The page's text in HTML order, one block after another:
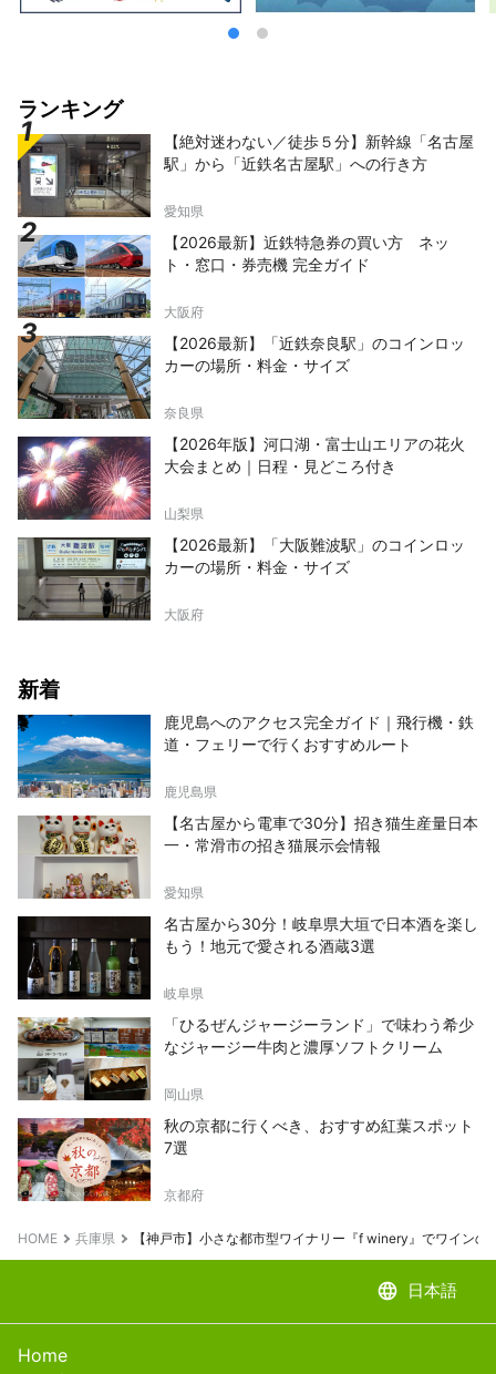
ランキング
【絶対迷わない／徒歩５分】新幹線「名古屋
駅」から「近鉄名古屋駅」への行き方
愛知県
【2026最新】近鉄特急券の買い方 ネッ
ト・窓口・券売機 完全ガイド
大阪府
【2026最新】「近鉄奈良駅」のコインロッ
カーの場所・料金・サイズ
奈良県
【2026年版】河口湖・富士山エリアの花火
大会まとめ｜日程・見どころ付き
山梨県
【2026最新】「大阪難波駅」のコインロッ
カーの場所・料金・サイズ
大阪府
新着
鹿児島へのアクセス完全ガイド｜飛行機・鉄
道・フェリーで行くおすすめルート
鹿児島県
【名古屋から電車で30分】招き猫生産量日本
一・常滑市の招き猫展示会情報
愛知県
名古屋から30分！岐阜県大垣で日本酒を楽し
もう！地元で愛される酒蔵3選
岐阜県
「ひるぜんジャージーランド」で味わう希少
なジャージー牛肉と濃厚ソフトクリーム
岡山県
秋の京都に行くべき、おすすめ紅葉スポット
7選
京都府
HOME 兵庫県 【神戸市】小さな都市型ワイナリー『f winery』でワインの
language 日本語
Home